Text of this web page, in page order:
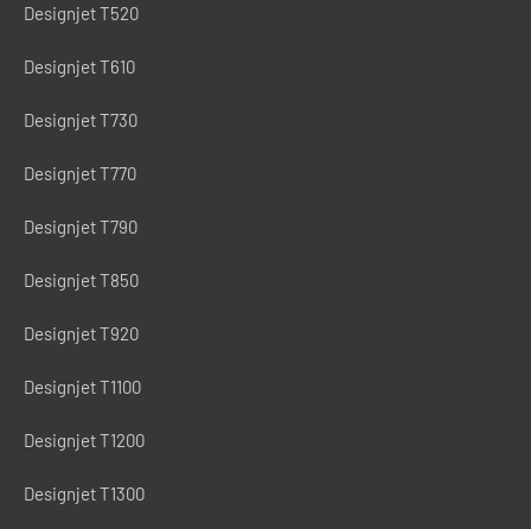
Designjet T520
Designjet T610
Designjet T730
Designjet T770
Designjet T790
Designjet T850
Designjet T920
Designjet T1100
Designjet T1200
Designjet T1300